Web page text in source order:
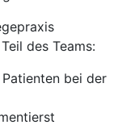
des Teams:
bei der